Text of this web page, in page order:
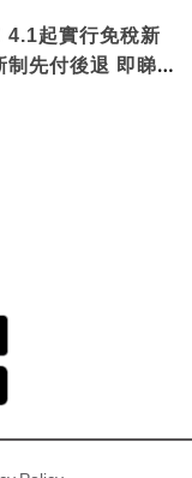
4.1起實行免稅新
先付後退 即睇步